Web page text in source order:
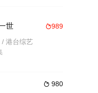
989
世
/ 港台综艺
 980